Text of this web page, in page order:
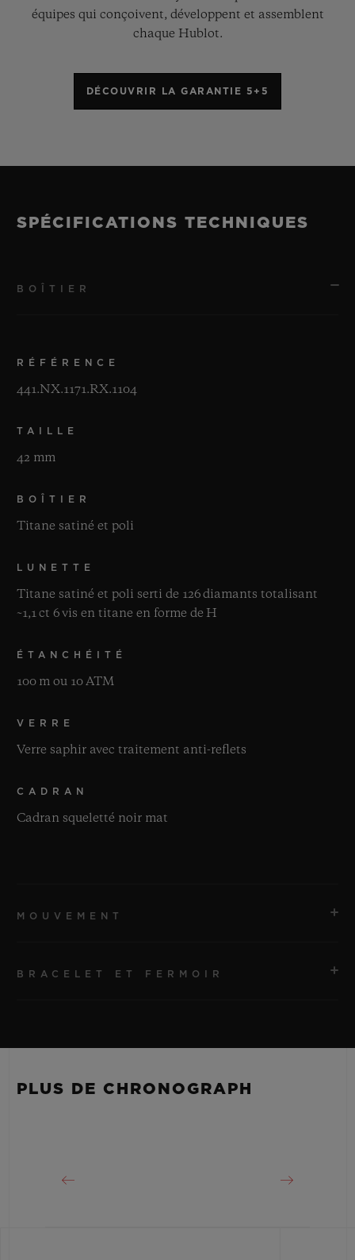
équipes qui conçoivent, développent et assemblent
chaque Hublot.
DÉCOUVRIR LA GARANTIE 5+5
SPÉCIFICATIONS TECHNIQUES
BOÎTIER
RÉFÉRENCE
441.NX.1171.RX.1104
TAILLE
42 mm
BOÎTIER
Titane satiné et poli
LUNETTE
Titane satiné et poli serti de 126 diamants totalisant
~1,1 ct 6 vis en titane en forme de H
ÉTANCHÉITÉ
100 m ou 10 ATM
VERRE
Verre saphir avec traitement anti-reflets
CADRAN
Cadran squeletté noir mat
MOUVEMENT
RÉSERVE DE MARCHE
BRACELET ET FERMOIR
BRACELET
PLUS DE CHRONOGRAPH